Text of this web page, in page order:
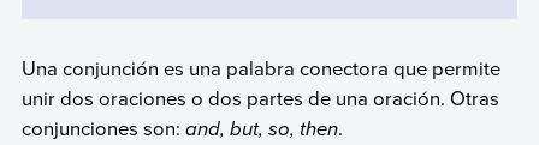
Una conjunción es una palabra conectora que permite
unir dos oraciones o dos partes de una oración. Otras
conjunciones son: and, but, so, then.